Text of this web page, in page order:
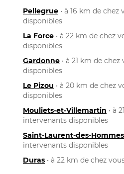
Pellegrue • à 16 km de chez
disponibles
La Force • à 22 km de chez
disponibles
Gardonne • à 21 km de
disponibles
Le Pizou • à 20 km de chez
disponibles
Mouliets-et-Villemartin • à
intervenants disponibles
Saint-Laurent-des-Hommes
intervenants disponibles
Duras • à 22 km de chez